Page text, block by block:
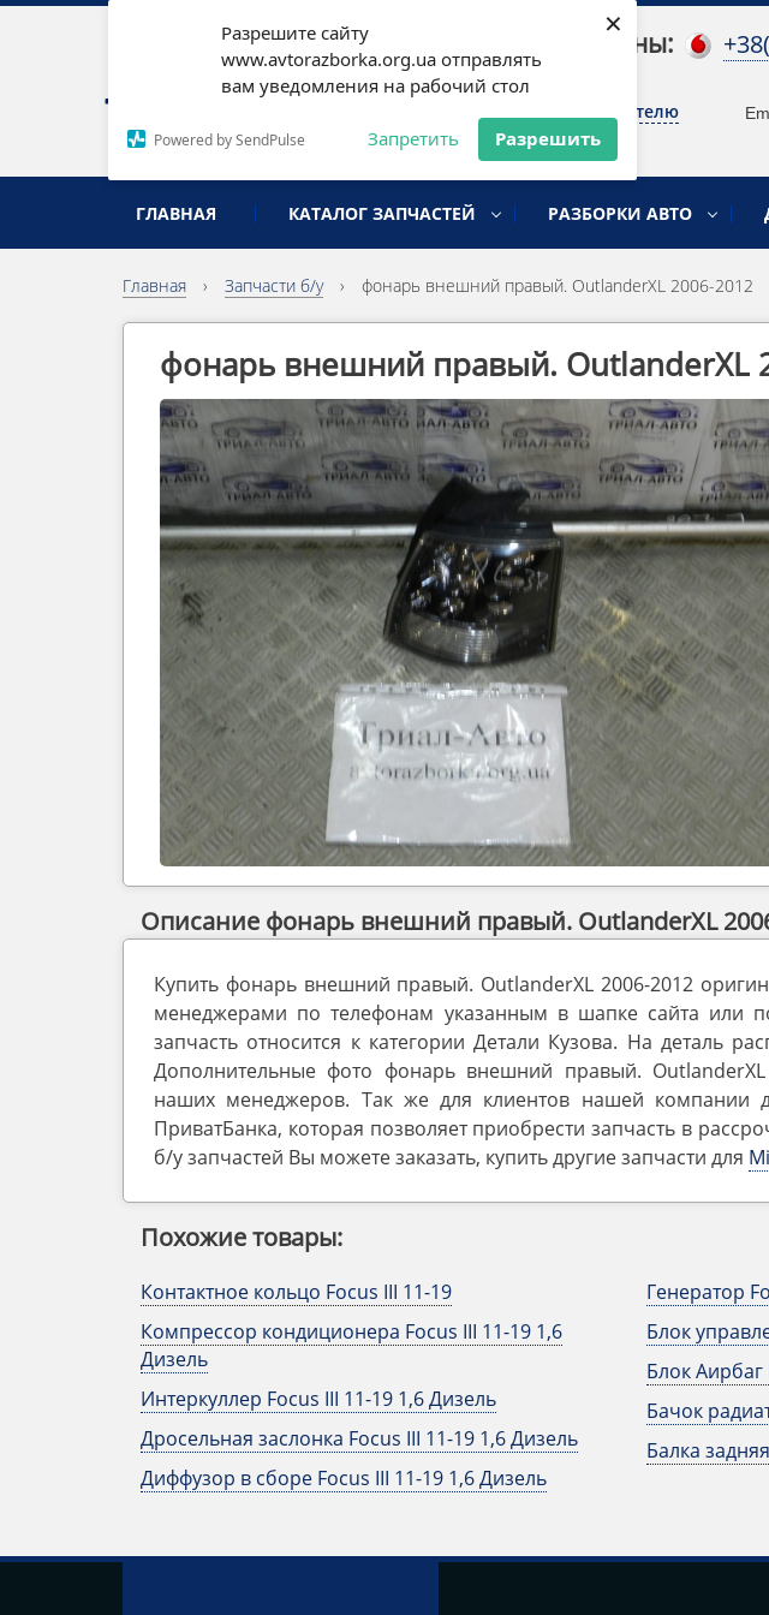
Разрешите сайту
www.avtorazborka.org.ua отправлять
вам уведомления на рабочий стол
Powered by SendPulse Запретить Разрешить
×
разборка иномарок
Наши телефоны:
Письмо руководителю
ГЛАВНАЯ КАТАЛОГ ЗАПЧАСТЕЙ РАЗБОРКИ АВТО
Главная › Запчасти б/у › фонарь внешний правый. OutlanderXL 2006-2012
фонарь внешний правый. OutlanderXL
Описание фонарь внешний правый. OutlanderXL
Купить фонарь внешний правый. OutlanderXL 2006-2012
менеджерами по телефонам указанным в шапке сайта или
запчасть относится к категории Детали Кузова. На деталь
Дополнительные фото фонарь внешний правый.
наших менеджеров. Так же для клиентов нашей компании
ПриватБанка, которая позволяет приобрести запчасть в
б/у запчастей Вы можете заказать, купить другие запчасти для
Похожие товары:
Контактное кольцо Focus III 11-19
Компрессор кондиционера Focus III 11-19 1,6
Дизель
Интеркуллер Focus III 11-19 1,6 Дизель
Дросельная заслонка Focus III 11-19 1,6 Дизель
Диффузор в сборе Focus III 11-19 1,6 Дизель
Генератор
Блок
Блок Аирбаг
Бачок
Балка